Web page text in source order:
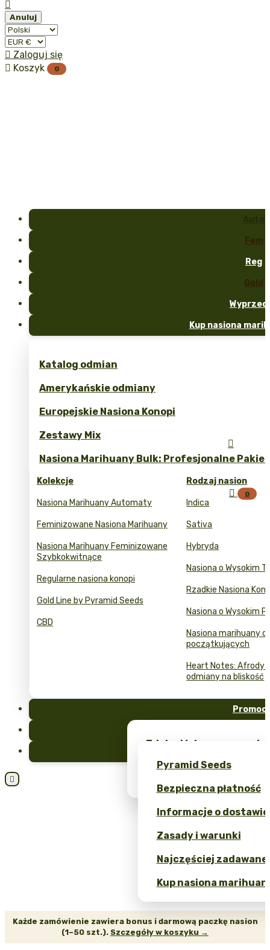

Anuluj
 Zaloguj się
 Koszyk 0
Fem
Reg
Gold
Kup nasiona
Katalog odmian
Amerykańskie odmiany
Europejskie Nasiona Konopi
Zestawy Mix
Nasiona Marihuany Bulk: Profesjonalne
Kolekcje
Nasiona Marihuany Automaty
Feminizowane Nasiona Marihuany
Nasiona Marihuany Feminizowane
Szybkokwitnące
Regularne nasiona konopi
Gold Line by Pyramid Seeds
CBD
Rodzaj nasion
Indica
Sativa
Hybryda
Nasiona o Wysokim
Rzadkie Nasiona
Nasiona o Wysokim
Nasiona marihuany
początkujących
Heart Notes:
odmiany na bliskość
Zdobądź darmowe
Pyramid Seeds
Bezpieczna płatność
Informacje o dostawie
Zasady i warunki
Najczęściej zadawane
Kup nasiona


 0
Każde zamówienie zawiera bonus i darmową paczkę nasion
(1–50 szt.). Szczegóły w koszyku →